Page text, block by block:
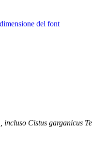
del font
Cistus garganicus